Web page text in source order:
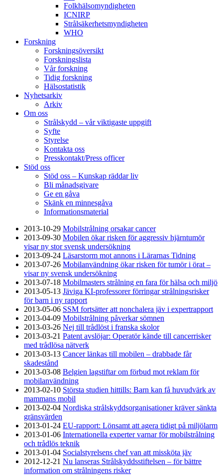
Folkhälsomyndigheten
ICNIRP
Strålsäkerhetsmyndigheten
WHO
Forskning
Forskningsöversikt
Forskningslista
Vår forskning
Tidig forskning
Hälsostatistik
Nyhetsarkiv
Arkiv
Om oss
Strålskydd – vår viktigaste uppgift
Syfte
Styrelse
Kontakta oss
Presskontakt/Press officer
Stöd oss
Stöd oss – Kunskap räddar liv
Bli månadsgivare
Ge en gåva
Skänk en minnesgåva
Informationsmaterial
2013-10-29 Mobilstrålning orsakar cancer
2013-09-30 Mobilen ökar risken för aggressiv hjärntumör
visar ny stor svensk undersökning
2013-09-24 Läsarstorm mot annons i Lärarnas Tidning
2013-07-26 Mobilanvändning ökar risken för tumör i örat –
visar ny svensk undersökning
2013-07-18 Mobilmasters strålning en fara för hälsa och miljö
2013-05-13 Jäviga KI-professorer förringar strålningsrisker
för barn i ny rapport
2013-05-06 SSM fortsätter att nonchalera jäv i expertrapport
2013-04-09 Mobilstrålning påverkar sömnen
2013-03-26 Nej till trådlöst i franska skolor
2013-03-21 Patent avslöjar: Operatör kände till cancerrisker
med trådlösa nätverk
2013-03-13 Cancer länkas till mobilen – drabbade får
skadestånd
2013-03-08 Belgien lagstiftar om förbud mot reklam för
mobilanvändning
2013-02-10 Största studien hittills: Barn kan få huvudvärk av
mammans mobil
2013-02-04 Nordiska strålskyddsorganisationer kräver sänkta
gränsvärden
2013-01-24 EU-rapport: Lönsamt att agera tidigt på miljölarm
2013-01-06 Internationella experter varnar för mobilstrålning
och trådlös teknik
2013-01-04 Socialstyrelsens chef van att missköta jäv
2012-12-21 Nu lanseras Strålskyddsstiftelsen – för bättre
information om strålningens risker